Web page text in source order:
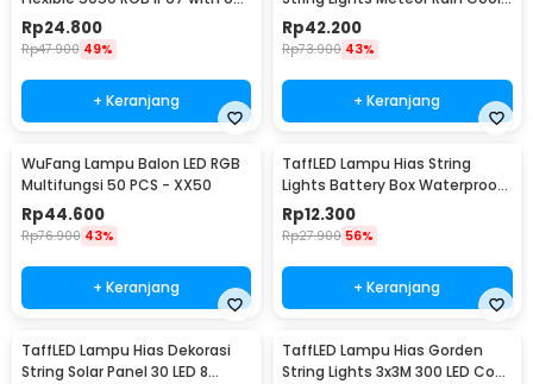
Controller 2M - SMD2835
Rp24.800
Rp47.900 49%
+ Keranjang
White 30cm 8 PCS
Rp42.200
Rp73.900 43%
+ Keranjang
WuFang Lampu Balon LED RGB
Multifungsi 50 PCS - XX50
Rp44.600
Rp76.900 43%
+ Keranjang
TaffLED Lampu Hias String
Lights Battery Box Waterproof
50 LED 5M - G5
Rp12.300
Rp27.900 56%
+ Keranjang
TaffLED Lampu Hias Dekorasi
String Solar Panel 30 LED 8
TaffLED Lampu Hias Gorden
String Lights 3x3M 300 LED Cool